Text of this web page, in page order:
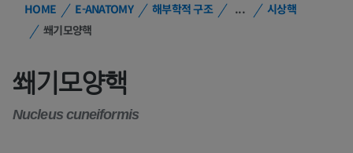
HOME E-ANATOMY 해부학적 구조 ...
시상핵
쐐기모양핵
쐐기모양핵
Nucleus cuneiformis